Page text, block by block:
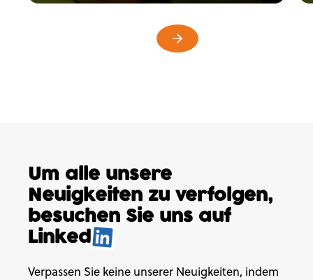
Um alle unsere
Neuigkeiten zu verfolgen,
besuchen Sie uns auf
Linked.
Verpassen Sie keine unserer Neuigkeiten, indem